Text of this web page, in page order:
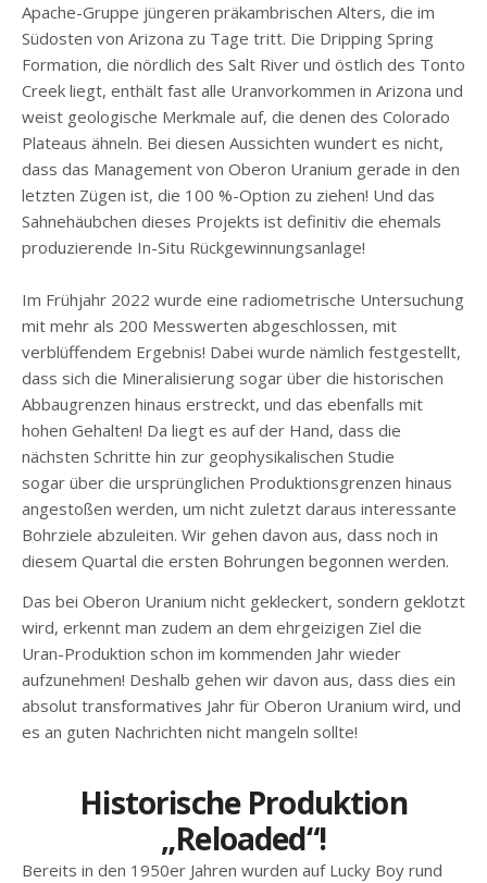
Apache-Gruppe jüngeren präkambrischen Alters, die im
Südosten von Arizona zu Tage tritt. Die Dripping Spring
Formation, die nördlich des Salt River und östlich des Tonto
Creek liegt, enthält fast alle Uranvorkommen in Arizona und
weist geologische Merkmale auf, die denen des Colorado
Plateaus ähneln. Bei diesen Aussichten wundert es nicht,
dass das Management von Oberon Uranium gerade in den
letzten Zügen ist, die 100 %-Option zu ziehen! Und das
Sahnehäubchen dieses Projekts ist definitiv die ehemals
produzierende In-Situ Rückgewinnungsanlage!
Im Frühjahr 2022 wurde eine radiometrische Untersuchung
mit mehr als 200 Messwerten abgeschlossen, mit
verblüffendem Ergebnis! Dabei wurde nämlich festgestellt,
dass sich die Mineralisierung sogar über die historischen
Abbaugrenzen hinaus erstreckt, und das ebenfalls mit
hohen Gehalten! Da liegt es auf der Hand, dass die
nächsten Schritte hin zur geophysikalischen Studie
sogar über die ursprünglichen Produktionsgrenzen hinaus
angestoßen werden, um nicht zuletzt daraus interessante
Bohrziele abzuleiten. Wir gehen davon aus, dass noch in
diesem Quartal die ersten Bohrungen begonnen werden.
Das bei Oberon Uranium nicht gekleckert, sondern geklotzt
wird, erkennt man zudem an dem ehrgeizigen Ziel die
Uran-Produktion schon im kommenden Jahr wieder
aufzunehmen! Deshalb gehen wir davon aus, dass dies ein
absolut transformatives Jahr für Oberon Uranium wird, und
es an guten Nachrichten nicht mangeln sollte!
Historische Produktion
„reloaded“!
Bereits in den 1950er Jahren wurden auf Lucky Boy rund